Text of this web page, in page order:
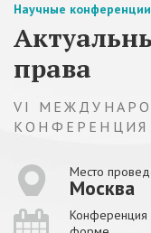
Научные конференции
права
VI
КОНФЕРЕНЦИЯ
Место
Москва
Конференция